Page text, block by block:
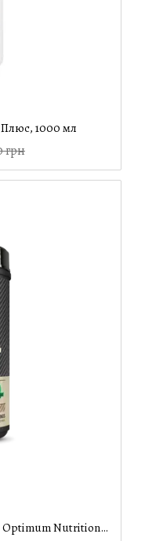
Плюс, 1000 мл
грн
Протеїн 100% Plant Gold Standard від Optimum Nutrition, шоколад, 684 г – Рослинний веганський білок для росту м'язів і відновлення